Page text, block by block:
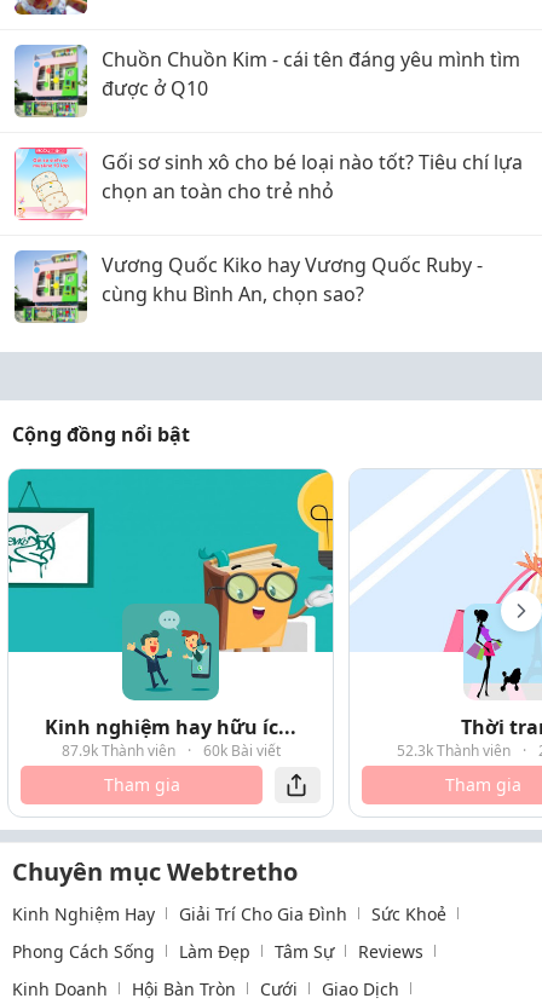
Chuồn Chuồn Kim - cái tên đáng yêu mình tìm
được ở Q10
Gối sơ sinh xô cho bé loại nào tốt? Tiêu chí lựa
chọn an toàn cho trẻ nhỏ
Vương Quốc Kiko hay Vương Quốc Ruby -
cùng khu Bình An, chọn sao?
Cộng đồng nổi bật
Kinh nghiệm hay hữu íc...
87.9k Thành viên · 60k Bài viết
Tham gia
Thời
52.3k Thành viên ·
Tham gia
Chuyên mục Webtretho
Kinh Nghiệm Hay Giải Trí Cho Gia Đình
Sức Khoẻ
Phong Cách Sống
Làm Đẹp Tâm Sự
Reviews
Kinh Doanh
Hội Bàn Tròn Cưới Giao Dịch